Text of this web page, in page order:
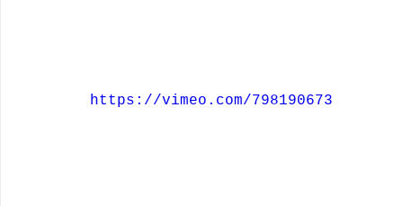
https://vimeo.com/798190673